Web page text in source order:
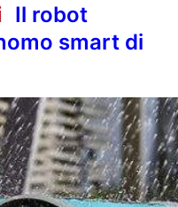
Il robot
smart di